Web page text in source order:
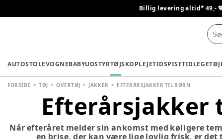
Billig levering altid* 49,-
AUTOSTOLEVOGNEBABYUDSTYRTØJSKOPLEJETIDSPISETIDLEGETØJ
FORSIDE TØJ OVERTØJ JAKKER EFTERÅRSJAKKER TIL BØRN
Efterårsjakker
Når efteråret melder sin ankomst med køligere
en brise, der kan være lige lovlig frisk, er det